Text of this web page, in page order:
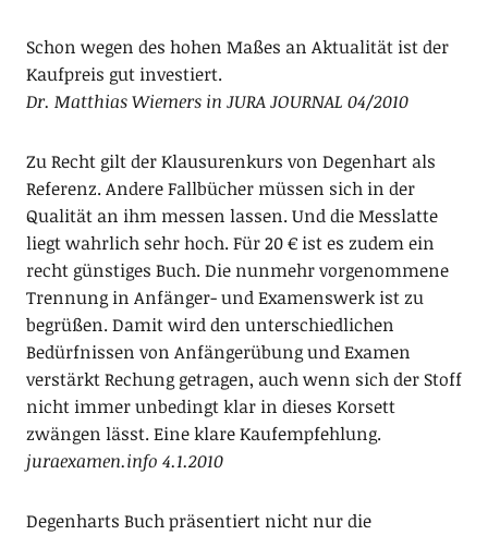
Schon wegen des hohen Maßes an Aktualität ist der
Kaufpreis gut investiert.
Dr. Matthias Wiemers in JURA JOURNAL 04/2010
Zu Recht gilt der Klausurenkurs von Degenhart als
Referenz. Andere Fallbücher müssen sich in der
Qualität an ihm messen lassen. Und die Messlatte
liegt wahrlich sehr hoch. Für 20 € ist es zudem ein
recht günstiges Buch. Die nunmehr vorgenommene
Trennung in Anfänger- und Examenswerk ist zu
begrüßen. Damit wird den unterschiedlichen
Bedürfnissen von Anfängerübung und Examen
verstärkt Rechung getragen, auch wenn sich der Stoff
nicht immer unbedingt klar in dieses Korsett
zwängen lässt. Eine klare Kaufempfehlung.
juraexamen.info 4.1.2010
Degenharts Buch präsentiert nicht nur die